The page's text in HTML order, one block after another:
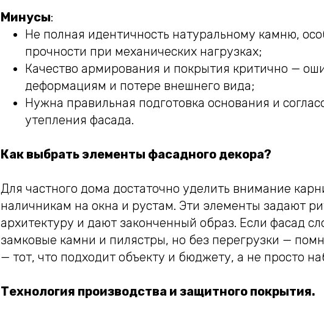
Минусы:
Не полная идентичность натуральному камню,
прочности при механических нагрузках;
Качество армирования и покрытия критично —
деформациям и потере внешнего вида;
Нужна правильная подготовка основания и
утепления фасада.
Как выбрать элементы фасадного декора?
Для частного дома достаточно уделить внимание
наличникам на окна и рустам. Эти элементы задают
архитектуру и дают законченный образ. Если фасад
замковые камни и пилястры, но без перегрузки —
— тот, что подходит объекту и бюджету, а не просто
Технология производства и защитного покрытия.